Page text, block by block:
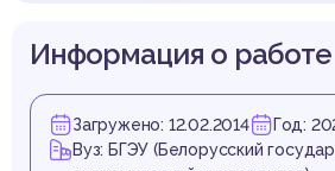
Информация о работе
Загружено: 12.02.2014
Год:
Вуз: БГЭУ (Белорусский